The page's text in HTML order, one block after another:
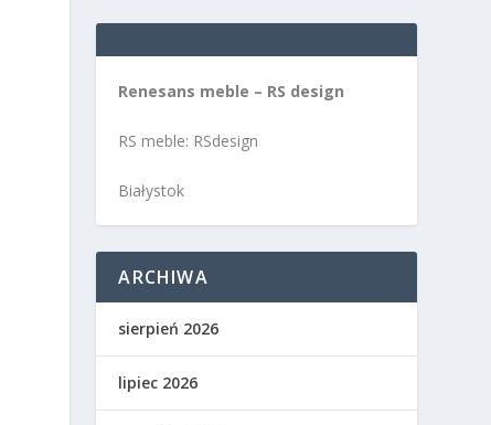
Renesans meble – RS design
RS meble: RSdesign
Białystok
ARCHIWA
sierpień 2026
lipiec 2026